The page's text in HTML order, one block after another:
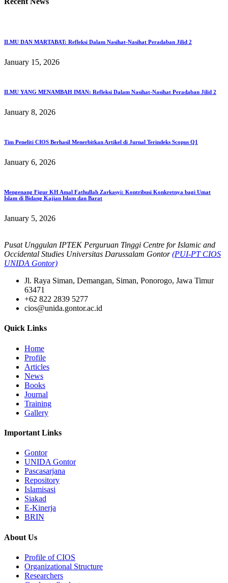
ILMU DAN MARTABAT: Refleksi Dalam Nasihat-Nasihat Peradaban Jilid 2
January 15, 2026
ILMU YANG MENAMBAH IMAN: Refleksi Dalam Nasihat-Nasihat Peradaban Jilid 2
January 8, 2026
Tim Peneliti CIOS Berhasil Menerbitkan Artikel di Jurnal Terindeks Scopus Q1
January 6, 2026
Mengenang Figur KH Amal Fathullah Zarkasyi: Kontribusi Konkretnya bagi Umat
Islam di Bidang Kajian Islam dan Barat
January 5, 2026
Pusat Unggulan IPTEK Perguruan Tinggi Centre for Islamic and
Occidental Studies Universitas Darussalam Gontor(PUI-PT CIOS
UNIDA Gontor)
Jl. Raya Siman, Demangan, Siman, Ponorogo, Jawa Timur
63471
+62 822 2839 5277
cios@unida.gontor.ac.id
Quick Links
Home
Profile
Articles
News
Books
Journal
Training
Gallery
Important Links
Gontor
UNIDA Gontor
Pascasarjana
Repository
Islamisasi
Siakad
E-Kinerja
BRIN
About Us
Profile of CIOS
Organizational Structure
Researchers